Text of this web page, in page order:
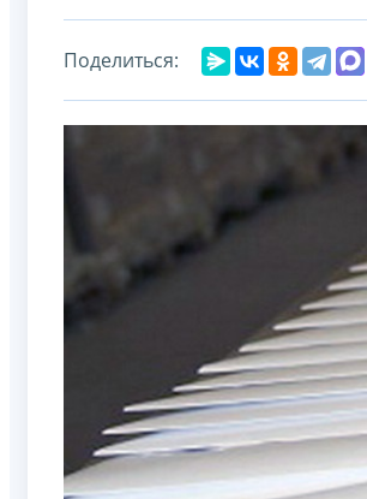
Поделиться: